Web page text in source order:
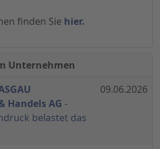
finden Sie hier.
Unternehmen
Handels AG -
belastet das
09.06.2026